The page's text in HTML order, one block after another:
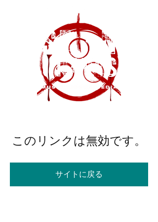
このリンクは無効です。
サイトに戻る